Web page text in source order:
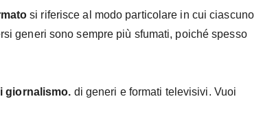
si riferisce al modo particolare in cui ciascuno
generi sono sempre più sfumati, poiché spesso
giornalismo. di generi e formati televisivi. Vuoi